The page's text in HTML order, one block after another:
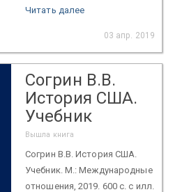
Читать далее
03 апр. 2019
Согрин В.В.
История США.
Учебник
Вышла книга
Согрин В.В. История США.
Учебник. М.: Международные
отношения, 2019. 600 с. с илл.